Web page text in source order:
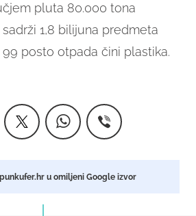
pluta 80.000 tona
1,8 bilijuna predmeta
99 posto otpada čini plastika.
u omiljeni Google izvor